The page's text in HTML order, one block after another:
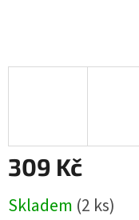
309 Kč
cena:
Skladem (2 ks)